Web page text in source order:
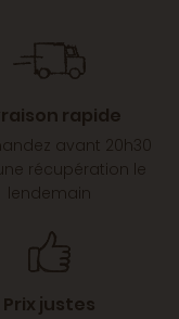
rapide
avant 20h30
récupération le
lendemain
Prix justes